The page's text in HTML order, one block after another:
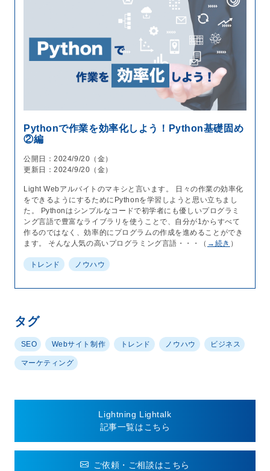
Pythonで作業を効率化しよう！Python基礎固め
②編
公開日：2024/9/20（金）
更新日：2024/9/20（金）
Light Webアルバイトのマキシと言います。 日々の作業の効率化
をできるようにするためにPythonを学習しようと思い立ちまし
た。 Pythonはシンプルなコードで初学者にも優しいプログラミ
ング言語で豊富なライブラリを使うことで、自分が1からすべて
作るのではなく、効率的にプログラムの作成を進めることができ
ます。 そんな人気の高いプログラミング言語・・・（ →続き ）
トレンド ノウハウ
タグ
SEO Webサイト制作 トレンド ノウハウ ビジネス
マーケティング
Lightning Lightalk
記事一覧はこちら
ご依頼・ご相談はこちら